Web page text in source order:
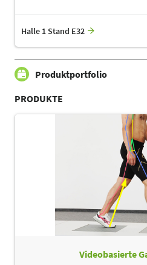
Halle 1 Stand E32
Produktportfolio
PRODUKTE
Videobasierte